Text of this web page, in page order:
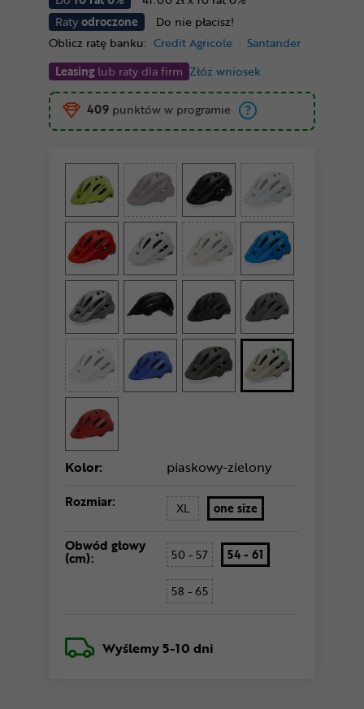
Ratyodroczone
Do nie płacisz!
Oblicz ratę banku: Credit Agricole
Santander
Leasinglub raty dla firm Złóż wniosek
409 punktów w programie
Kolor: piaskowy-zielony
Rozmiar: XL one size
Obwód głowy
(cm): 50 - 57 54 - 61
58 - 65
Wyślemy5-10 dni